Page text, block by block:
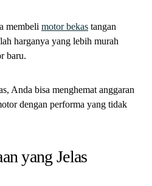
membeli motor bekas tangan
harganya yang lebih murah
baru.
Anda bisa menghemat anggaran
dengan performa yang tidak
yang Jelas